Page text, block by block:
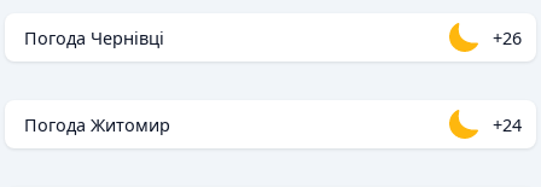
Погода Чернівці +26
Погода Житомир +24